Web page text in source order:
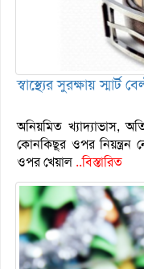
স্বাস্থ্যের সুরক্ষায় স্মার্ট
অনিয়মিত খ্যাদ্যাভাস,
কোনকিছূর ওপর নিয়ন্ত্রন
ওপর খেয়াল ..বিস্তারিত